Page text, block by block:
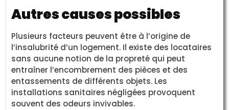
Autres causes possibles
Plusieurs facteurs peuvent être à l’origine de
l’insalubrité d’un logement. Il existe des locataires
sans aucune notion de la propreté qui peut
entraîner l’encombrement des pièces et des
entassements de différents objets. Les
installations sanitaires négligées provoquent
souvent des odeurs invivables.